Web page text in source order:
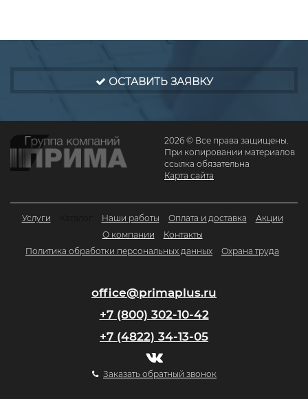
ОСТАВИТЬ ЗАЯВКУ
2026 © Все права защищены.
При копировании материалов
ссылка обязательна
Карта сайта
Услуги Наши работы Оплата и доставка
Акции
О компании
Контакты
Политика обработки персональных данных
Охрана труда
office@primaplus.ru
+7 (800) 302-10-42
+7 (4822) 34-13-05
Заказать обратный звонок